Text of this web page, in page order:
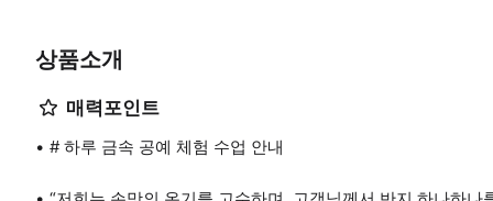
상품소개
매력포인트
# 하루 금속 공예 체험 수업 안내